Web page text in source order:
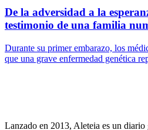
De la adversidad a la
testimonio de una familia
Durante su primer embarazo, los
que una grave enfermedad genética
Lanzado en 2013, Aleteia es un